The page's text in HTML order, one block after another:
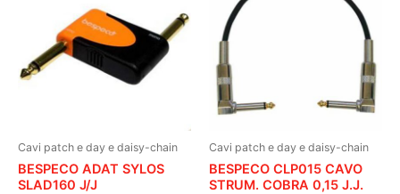
Cavi patch e day e daisy-chain
BESPECO ADAT SYLOS
SLAD160 J/J
Cavi patch e day e daisy-chain
BESPECO CLP015 CAVO
STRUM. COBRA 0,15 J.J.